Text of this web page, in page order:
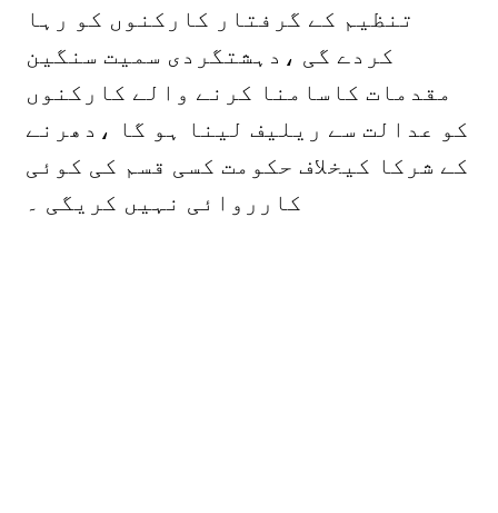
تنظیم کے گرفتار کارکنوں کو رہا
کردے گی ،دہشتگردی سمیت سنگین
مقدمات کاسامنا کرنے والے کارکنوں
کو عدالت سے ریلیف لینا ہو گا ،دھرنے
کے شرکا کیخلاف حکومت کسی قسم کی کوئی
کارروائی نہیں کریگی ۔